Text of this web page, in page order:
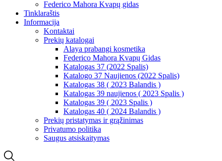
Federico Mahora Kvapų gidas
Tinklaraštis
Informacija
Kontaktai
Prekių katalogai
Alaya prabangi kosmetika
Federico Mahora Kvapų Gidas
Katalogas 37 (2022 Spalis)
Katalogo 37 Naujienos (2022 Spalis)
Katalogas 38 ( 2023 Balandis )
Katalogas 39 naujienos ( 2023 Spalis )
Katalogas 39 ( 2023 Spalis )
Katalogas 40 ( 2024 Balandis )
Prekių pristatymas ir grąžinimas
Privatumo politika
Saugus atsiskaitymas